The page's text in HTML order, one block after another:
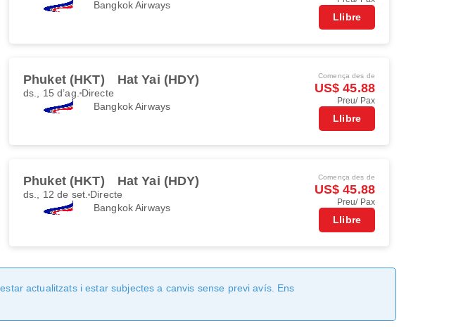
Bangkok Airways
Llibre
Phuket (HKT) Hat Yai (HDY)
ds., 15 d’ag. Directe
Bangkok Airways
Comença des de
US$ 45.88
Preu/ Pax
Llibre
Phuket (HKT) Hat Yai (HDY)
ds., 12 de set. Directe
Bangkok Airways
Comença des de
US$ 45.88
Preu/ Pax
Llibre
actualitzats i estar subjectes a canvis sense previ avís. Ens